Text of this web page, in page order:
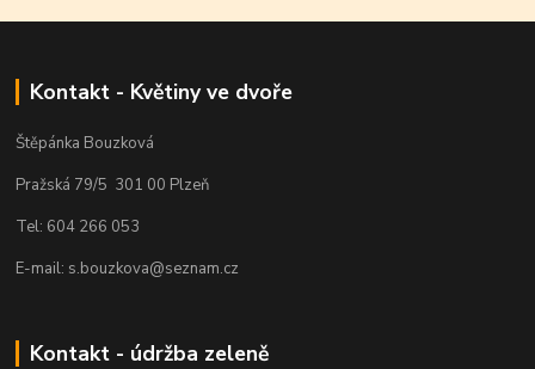
Kontakt - Květiny ve dvoře
Štěpánka Bouzková
Pražská 79/5 301 00 Plzeň
Tel: 604 266 053
E-mail: s.bouzkova@seznam.cz
Kontakt - údržba zeleně